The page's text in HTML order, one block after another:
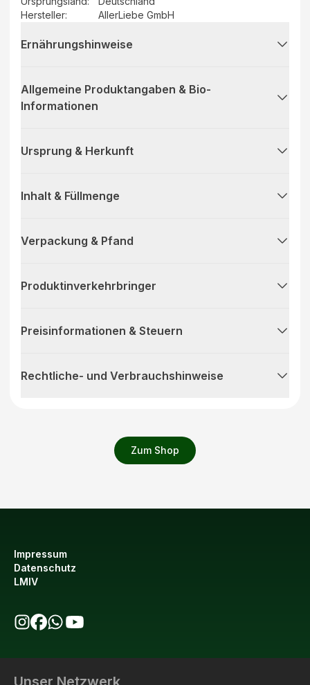
Zum Shop
Hersteller: AllerLiebe GmbH
Ernährungshinweise
Allgemeine Produktangaben & Bio-
Informationen
Ursprung & Herkunft
Inhalt & Füllmenge
Verpackung & Pfand
Produktinverkehrbringer
Preisinformationen & Steuern
Rechtliche- und Verbrauchshinweise
Impressum
Datenschutz
LMIV
Unser Netzwerk